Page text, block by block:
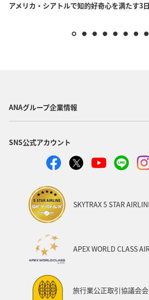
アメリカ・シアトルで知的好奇心を満たす3
ANAグループ企業情報
SNS公式アカウント
SKYTRAX 5 STAR
APEX WORLD CLASS
旅行業公正取引協議会